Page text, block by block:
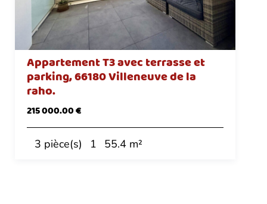
Appartement T3 avec terrasse et
parking, 66180 Villeneuve de la
raho.
215 000.00 €
3 pièce(s) 1 55.4 m²